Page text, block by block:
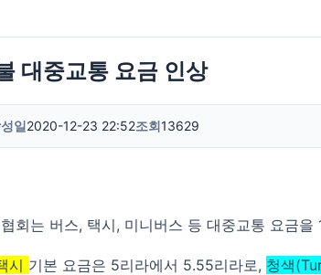
대중교통 요금 인상
일2020-12-23 22:52조회13629
회는 버스, 택시, 미니버스 등 대중교통 요금을
시 기본 요금은 5리라에서 5.55리라로, 청색